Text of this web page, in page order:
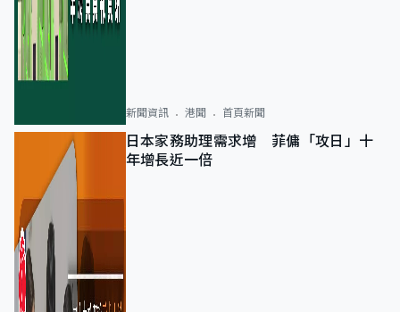
新聞資訊 港聞 首頁新聞
日本家務助理需求增 菲傭「攻日」十
年增長近一倍